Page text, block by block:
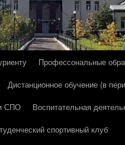
Профессональные
Дистанционное обучение (в
СПО Воспитательная
спортивный клуб